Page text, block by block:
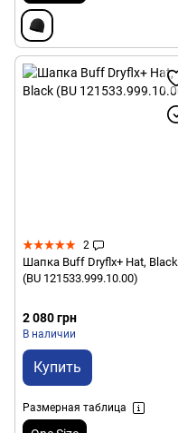
2
Шапка Buff Dryflx+ Hat, Black
(BU 121533.999.10.00)
2 080 грн
В наличии
Купить
Размерная таблица